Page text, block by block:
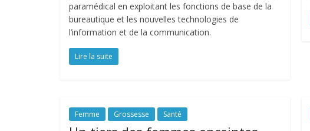
paramédical en exploitant les fonctions de base de la
bureautique et les nouvelles technologies de
l’information et de la communication.
Lire la suite
Femme Grossesse Santé